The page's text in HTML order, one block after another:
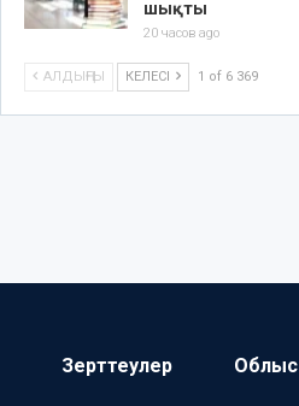
шықты
20 часов ago
АЛДЫҢҒЫ КЕЛЕСІ 1 of 6 369
Зерттеулер Облыс